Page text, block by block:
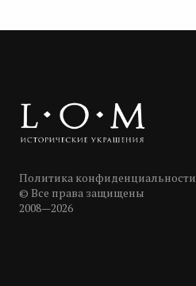
Политика конфиденциальности
© Все права защищены
2008—2026